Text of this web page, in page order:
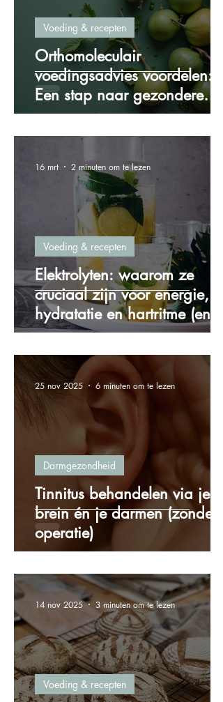
Orthomoleculair
voedingsadvies voordelen:
Een stap naar gezondere
voeding
Voeding & recepten
Elektrolyten: waarom ze
cruciaal zijn voor energie,
hydratatie en hartritme (en
hoe je ze via voeding binnen
krijgt)
Voeding & recepten
16 mrt 2 minuten om te lezen
Tinnitus behandelen via je
brein én je darmen (zonder
operatie)
Darmgezondheid
25 nov 2025 6 minuten om te lezen
Voeding & recepten
14 nov 2025 3 minuten om te lezen